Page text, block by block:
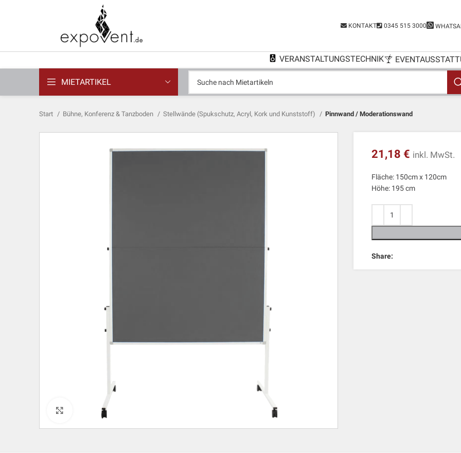
KONTAKT 0345 515 3000
VERANSTALTUNGSTECHNIK
MIETARTIKEL
Start Bühne, Konferenz & Tanzboden Stellwände (Spukschutz, Acryl, Kork und Kunststoff) Pinnwand / Moderationswand
Click to enlarge
21,18 € inkl. MwSt.
Fläche: 150cm x 120cm
Höhe: 195 cm
Share: